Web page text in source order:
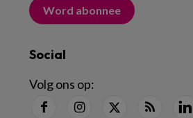
Word abonnee
Social
Volg ons op: